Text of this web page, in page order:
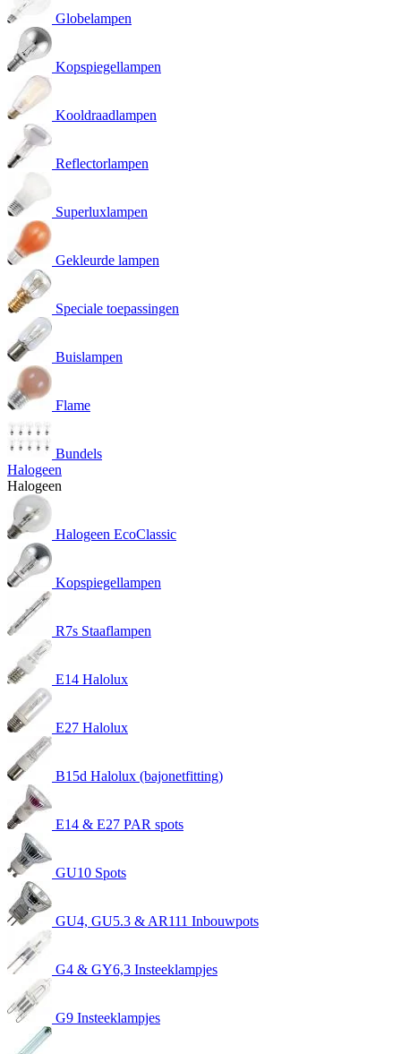
Globelampen
Kopspiegellampen
Kooldraadlampen
Reflectorlampen
Superluxlampen
Gekleurde lampen
Speciale toepassingen
Buislampen
Flame
Bundels
Halogeen
Halogeen
Halogeen EcoClassic
Kopspiegellampen
R7s Staaflampen
E14 Halolux
E27 Halolux
B15d Halolux (bajonetfitting)
E14 & E27 PAR spots
GU10 Spots
GU4, GU5.3 & AR111 Inbouwpots
G4 & GY6,3 Insteeklampjes
G9 Insteeklampjes